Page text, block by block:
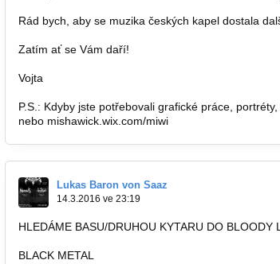
Rád bych, aby se muzika českých kapel dostala
Zatím ať se Vám daří!
Vojta
P.S.: Kdyby jste potřebovali grafické práce,
nebo mishawick.wix.com/miwi
Lukas Baron von Saaz
14.3.2016 ve 23:19
HLEDÁME BASU/DRUHOU KYTARU DO
BLACK METAL